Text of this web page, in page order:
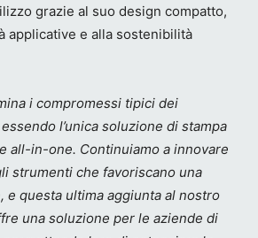
grazie al suo design compatto,
applicative e alla sostenibilità
i compromessi tipici dei
l’unica soluzione di stampa
all-in-one. Continuiamo a innovare
strumenti che favoriscano una
e questa ultima aggiunta al nostro
una soluzione per le aziende di